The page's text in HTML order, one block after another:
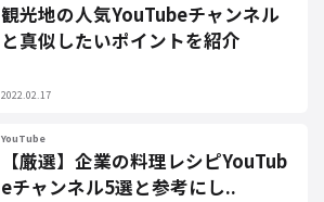
観光地の人気YouTubeチャンネル
と真似したいポイントを紹介
2022.02.17
YouTube
【厳選】企業の料理レシピYouTub
eチャンネル5選と参考にし..